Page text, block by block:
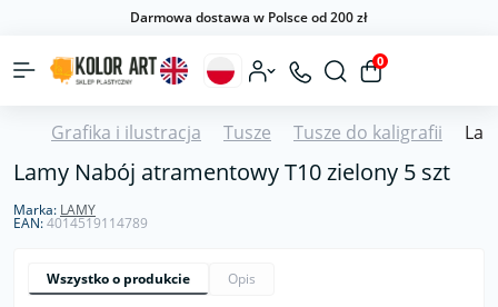
Darmowa dostawa w Polsce od 200 zł
0
Grafika i ilustracja Tusze Tusze do kaligrafii
Lamy Nabój atramentowy T10 zielony 5 szt
Marka: LAMY
EAN:4014519114789
Wszystko o produkcie Opis